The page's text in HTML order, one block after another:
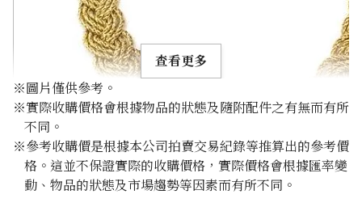
Tiffany necklace pendant top 750 73.5g
參考回收價
查看更多
※圖片僅供參考。
※實際收購價格會根據物品的狀態及隨附配件之有無而有所
不同。
※參考收購價是根據本公司拍賣交易紀錄等推算出的參考價
格。這並不保證實際的收購價格，實際價格會根據匯率變
動、物品的狀態及市場趨勢等因素而有所不同。